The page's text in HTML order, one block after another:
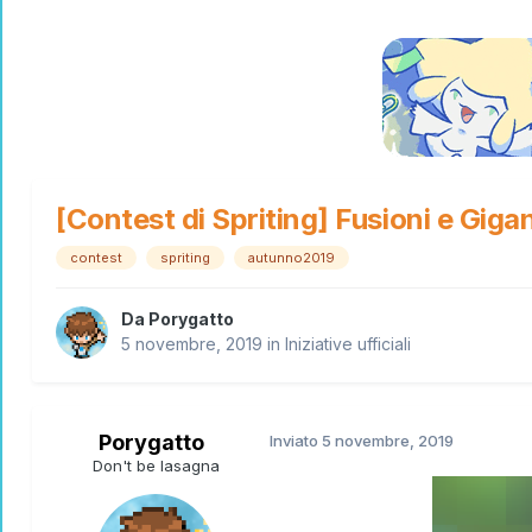
[Contest di Spriting] Fusioni e
contest spriting autunno2019
Da Porygatto
5 novembre, 2019 in Iniziative ufficiali
Porygatto
Don't be lasagna
Inviato 5 novembre, 2019